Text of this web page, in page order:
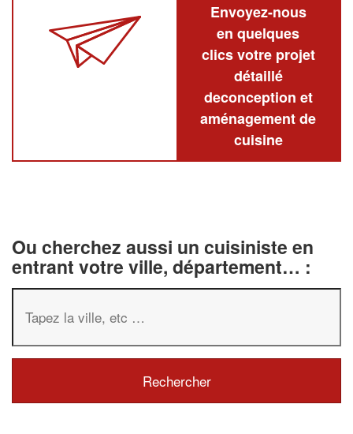
Envoyez-nous
en quelques
clics votre projet
détaillé
deconception et
aménagement de
cuisine
Ou cherchez aussi un cuisiniste en
entrant votre ville, département… :